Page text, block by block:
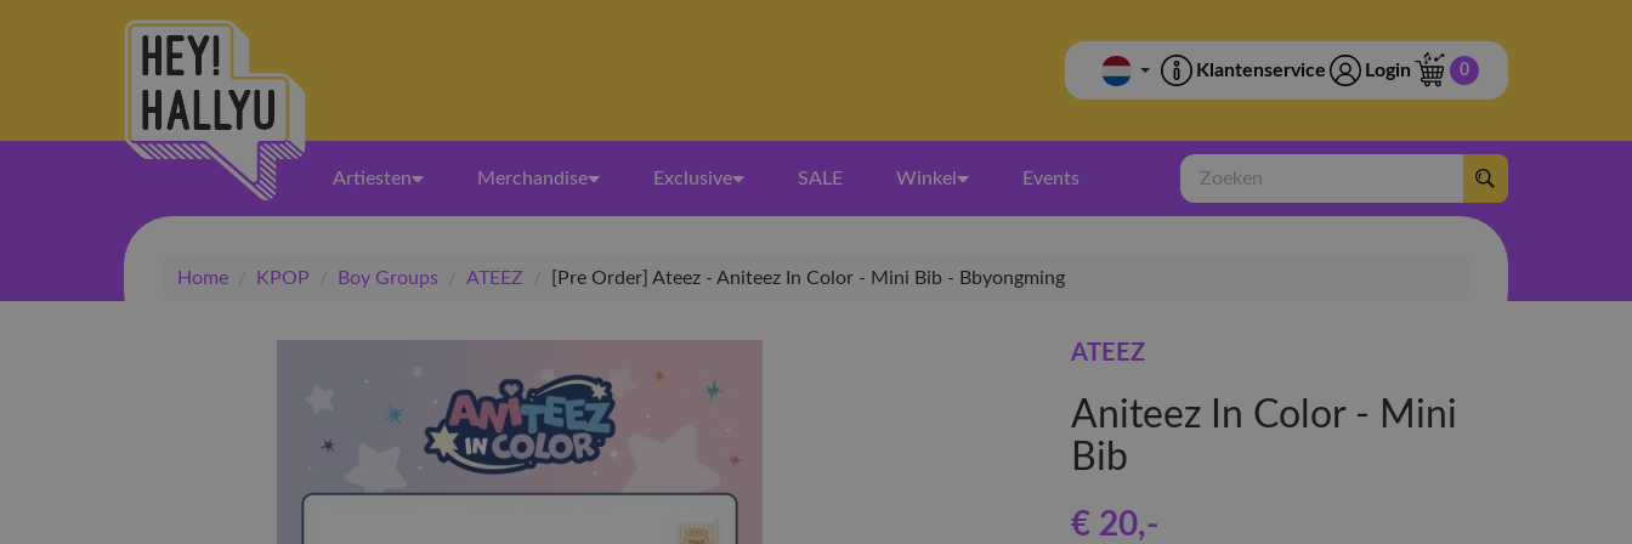
Klantenservice Login 0
Artiesten Merchandise Exclusive SALE Winkel Events
Zoeken
Home / KPOP / Boy Groups / ATEEZ / [Pre Order] Ateez - Aniteez In Color - Mini Bib - Bbyongming
ATEEZ
Aniteez In Color - Mini
Bib
€ 20,-